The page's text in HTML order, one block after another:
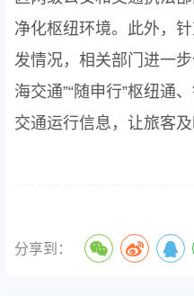
净化枢纽环境。此外，
发情况，相关部门进一
海交通”“随申行”枢纽通
交通运行信息，让旅客及
分享到：